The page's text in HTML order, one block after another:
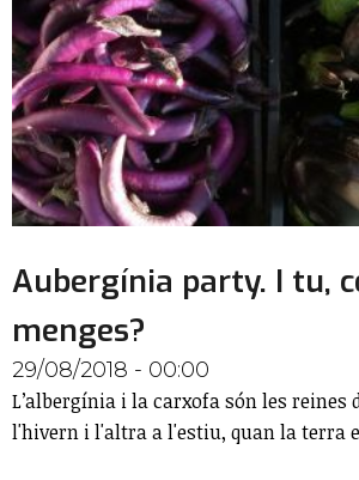
Aubergínia party. I tu,
menges?
29/08/2018 - 00:00
L’albergínia i la carxofa són les reines
l'hivern i l'altra a l'estiu, quan la terra